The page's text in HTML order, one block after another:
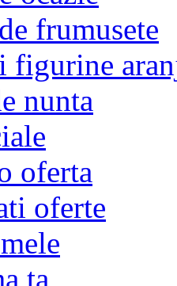
frumusete
figurine
nunta
oferta
oferte
ta